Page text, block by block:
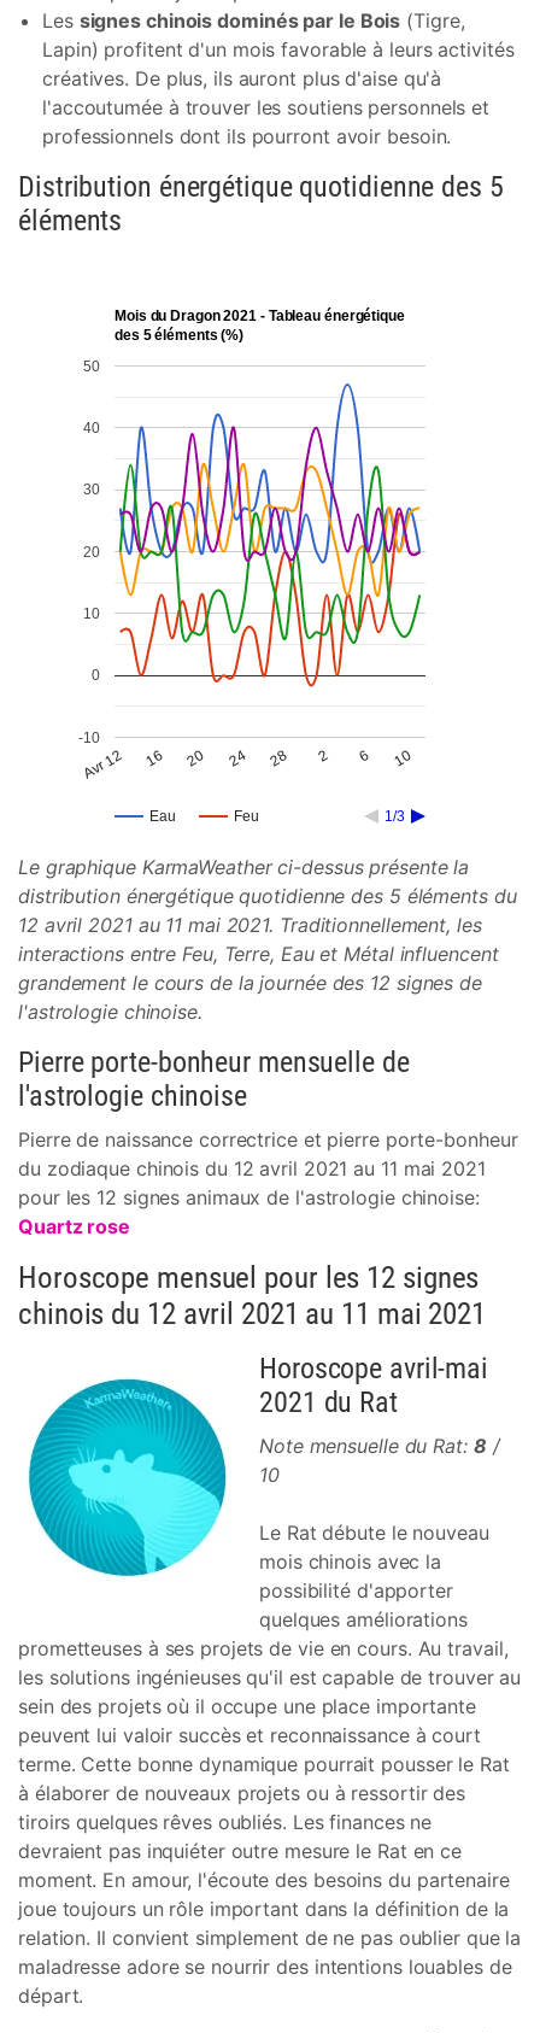
Les signes chinois dominés par le Bois (Tigre,
Lapin) profitent d'un mois favorable à leurs activités
créatives. De plus, ils auront plus d'aise qu'à
l'accoutumée à trouver les soutiens personnels et
professionnels dont ils pourront avoir besoin.
Distribution énergétique quotidienne des 5
éléments
Mois du Dragon 2021 - Tableau énergétique
des 5 éléments (%)
Eau Feu 1/3
Avr 12 16 20 24 28 2 6 10
-10
0
10
20
30
40
50
Le graphique KarmaWeather ci-dessus présente la
distribution énergétique quotidienne des 5 éléments du
12 avril 2021 au 11 mai 2021. Traditionnellement, les
interactions entre Feu, Terre, Eau et Métal influencent
grandement le cours de la journée des 12 signes de
l'astrologie chinoise.
Pierre porte-bonheur mensuelle de
l'astrologie chinoise
Pierre de naissance correctrice et pierre porte-bonheur
du zodiaque chinois du 12 avril 2021 au 11 mai 2021
pour les 12 signes animaux de l'astrologie chinoise:
Quartz rose
Horoscope mensuel pour les 12 signes
chinois du 12 avril 2021 au 11 mai 2021
Horoscope avril-mai
2021 du Rat
Note mensuelle du Rat: 8 /
10
Le Rat débute le nouveau
mois chinois avec la
possibilité d'apporter
quelques améliorations
prometteuses à ses projets de vie en cours. Au travail,
les solutions ingénieuses qu'il est capable de trouver au
sein des projets où il occupe une place importante
peuvent lui valoir succès et reconnaissance à court
terme. Cette bonne dynamique pourrait pousser le Rat
à élaborer de nouveaux projets ou à ressortir des
tiroirs quelques rêves oubliés. Les finances ne
devraient pas inquiéter outre mesure le Rat en ce
moment. En amour, l'écoute des besoins du partenaire
joue toujours un rôle important dans la définition de la
relation. Il convient simplement de ne pas oublier que la
maladresse adore se nourrir des intentions louables de
départ.